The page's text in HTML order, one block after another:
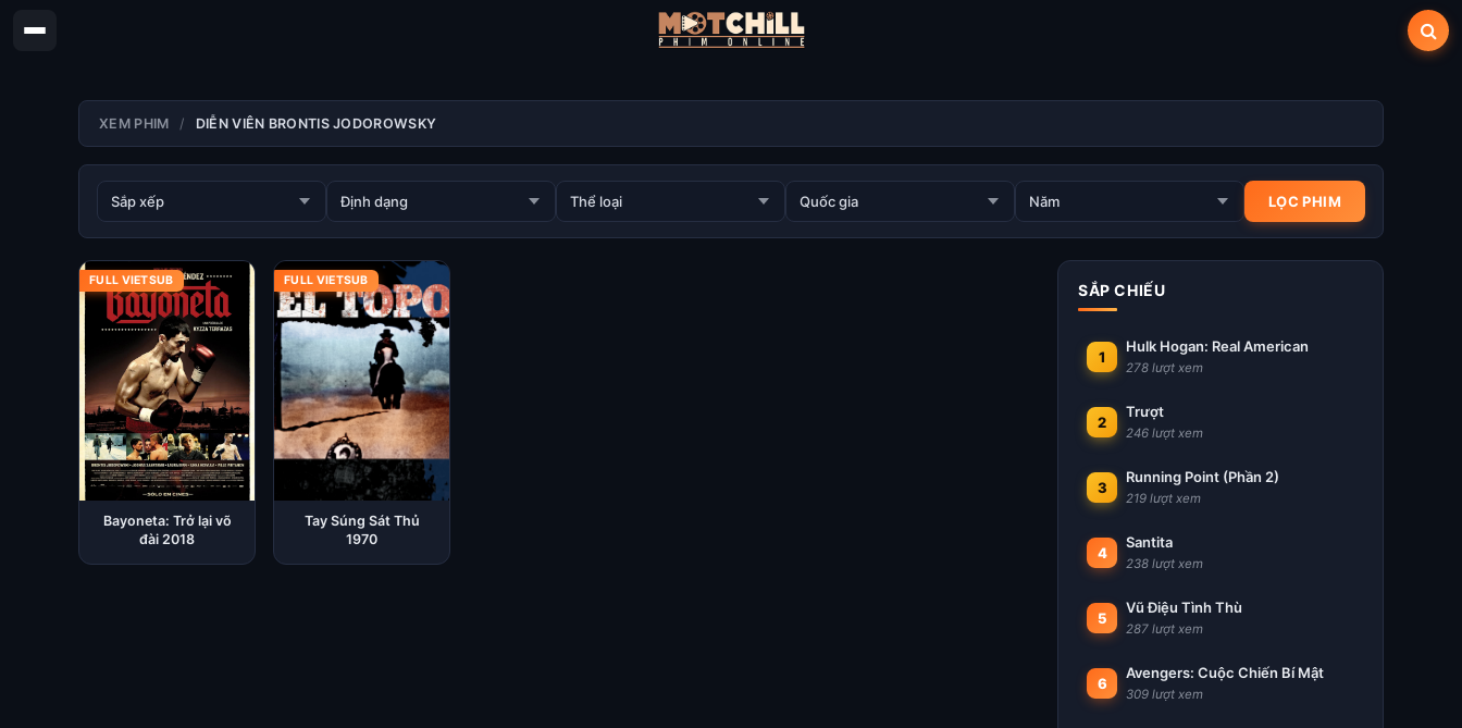
XEM PHIM DIỄN VIÊN BRONTIS JODOROWSKY
FULL VIETSUB
Bayoneta: Trở lại võ
đài 2018
FULL VIETSUB
Tay Súng Sát Thủ
1970
SẮP CHIẾU
1
Hulk Hogan: Real American
278 lượt xem
2
Trượt
246 lượt xem
3
Running Point (Phần 2)
219 lượt xem
4
Santita
238 lượt xem
5
Vũ Điệu Tình Thù
287 lượt xem
6
Avengers: Cuộc Chiến Bí Mật
309 lượt xem